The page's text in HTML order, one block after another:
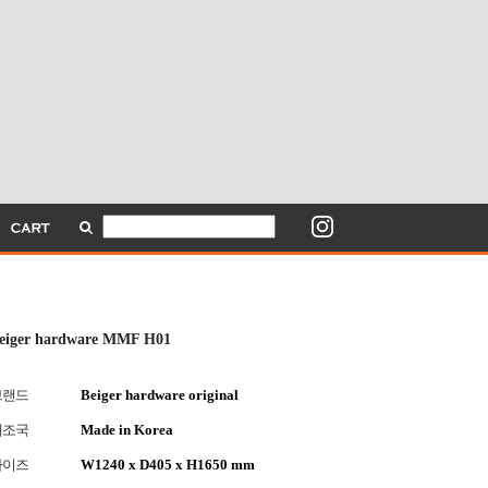
hardware MMF H01
드 Beiger hardware original
국 Made in Korea
즈 W1240 x D405 x H1650 mm